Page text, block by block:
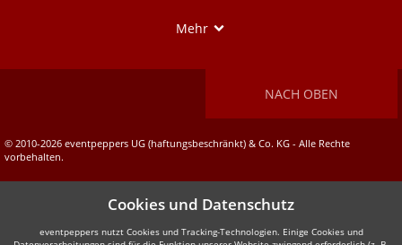
Mehr
NACH OBEN
© 2010-2026 eventpeppers UG (haftungsbeschränkt) & Co. KG - Alle Rechte
vorbehalten.
Cookies und Datenschutz
eventpeppers nutzt Cookies und Tracking-Technologien. Einige Cookies und